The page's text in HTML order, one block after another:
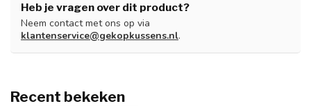
Heb je vragen over dit product?
Neem contact met ons op via
klantenservice@gekopkussens.nl.
Recent bekeken